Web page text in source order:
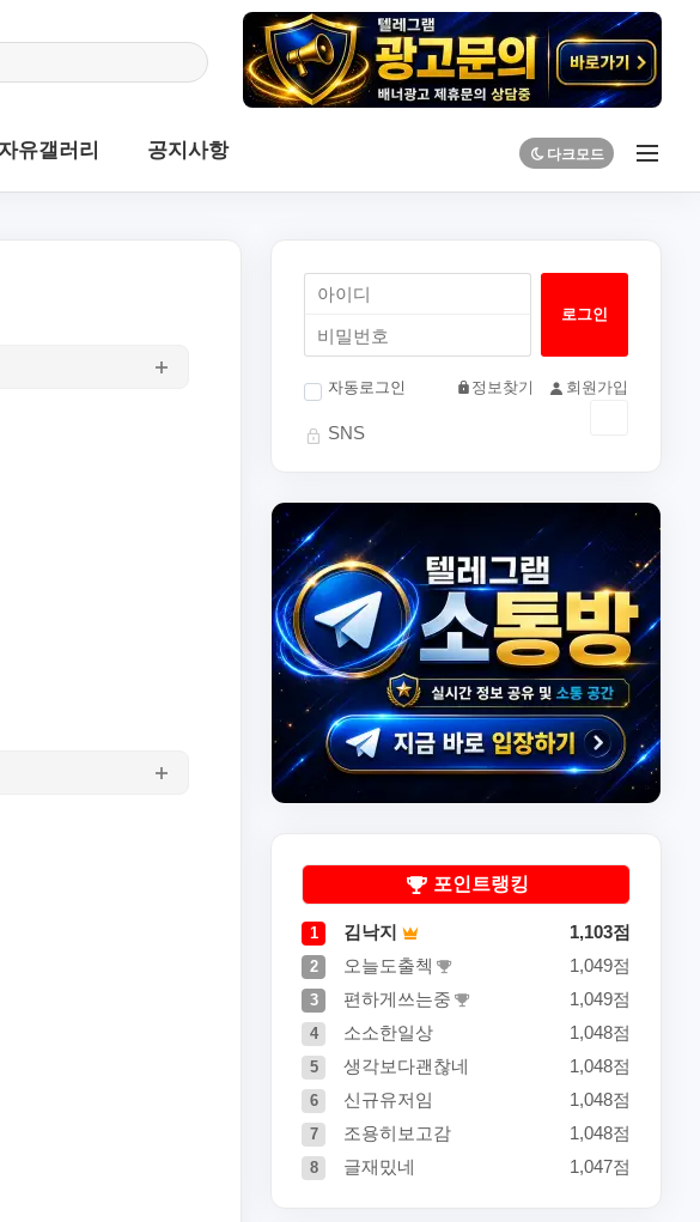
자유갤러리 공지사항
자동로그인 정보찾기 회원가입
SNS
포인트랭킹
1 김낙지 1,103점
2 오늘도출첵 1,049점
3 편하게쓰는중 1,049점
4 소소한일상 1,048점
5 생각보다괜찮네 1,048점
6 신규유저임 1,048점
7 조용히보고감 1,048점
8 글재밌네 1,047점